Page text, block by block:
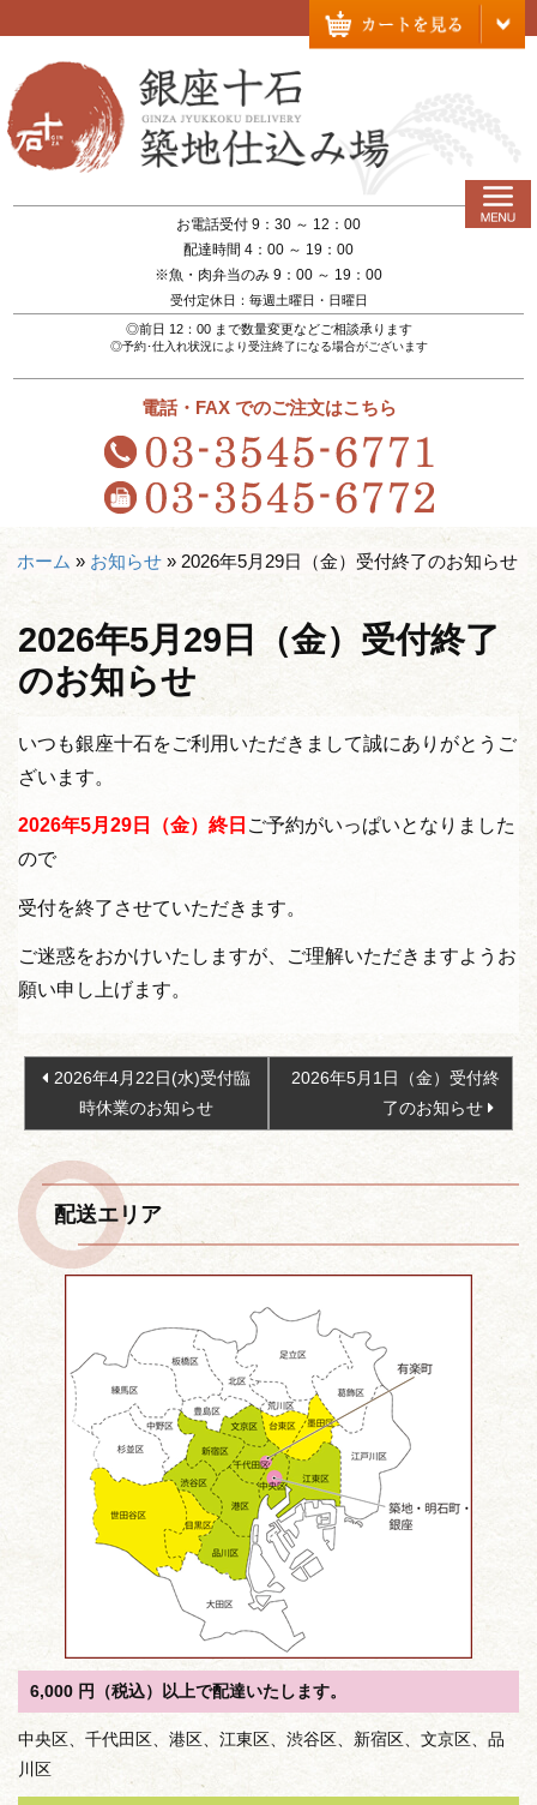
お電話受付 9：30 ～ 12：00
配達時間 4：00 ～ 19：00
※魚・肉弁当のみ 9：00 ～ 19：00
受付定休日：毎週土曜日・日曜日
◎前日 12：00 まで数量変更などご相談承ります
◎予約･仕入れ状況により受注終了になる場合がございます
電話・FAX でのご注文はこちら
ホーム » お知らせ » 2026年5月29日（金）受付終了のお知らせ
2026年5月29日（金）受付終了
のお知らせ
いつも銀座十石をご利用いただきまして誠にありがとうご
ざいます。
2026年5月29日（金）終日 ご予約がいっぱいとなりました
ので
受付を終了させていただきます。
ご迷惑をおかけいたしますが、ご理解いただきますようお
願い申し上げます。
投
ナ
ビ
ゲ
ー
シ
2026年4月22日(水)受付臨
時休業のお知らせ
2026年5月1日（金）受付終
了のお知らせ
配送エリア
6,000 円（税込）以上で配達いたします。
中央区、千代田区、港区、江東区、渋谷区、新宿区、文京区、品
川区